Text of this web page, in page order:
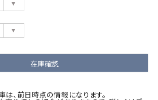
在庫確認
、前日時点の情報になります。